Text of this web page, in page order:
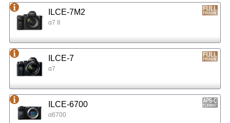
ILCE-7M2
α7 II
ILCE-7
α7
ILCE-6700
α6700